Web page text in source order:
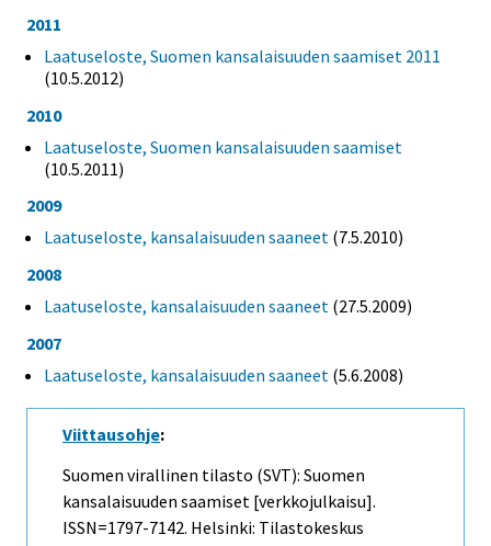
2011
Laatuseloste, Suomen kansalaisuuden saamiset 2011
(10.5.2012)
2010
Laatuseloste, Suomen kansalaisuuden saamiset
(10.5.2011)
2009
Laatuseloste, kansalaisuuden saaneet (7.5.2010)
2008
Laatuseloste, kansalaisuuden saaneet (27.5.2009)
2007
Laatuseloste, kansalaisuuden saaneet (5.6.2008)
Viittausohje:
Suomen virallinen tilasto (SVT): Suomen
kansalaisuuden saamiset [verkkojulkaisu].
ISSN=1797-7142. Helsinki: Tilastokeskus